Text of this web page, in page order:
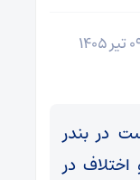
در بندر
در